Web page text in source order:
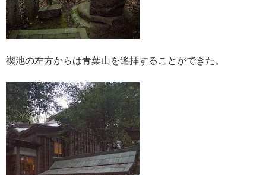
禊池の左方からは青葉山を遙拝することができた。